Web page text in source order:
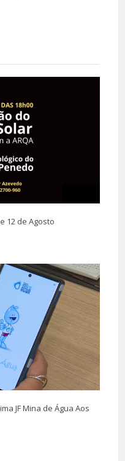
12 de Agosto
JF Mina de Água Aos